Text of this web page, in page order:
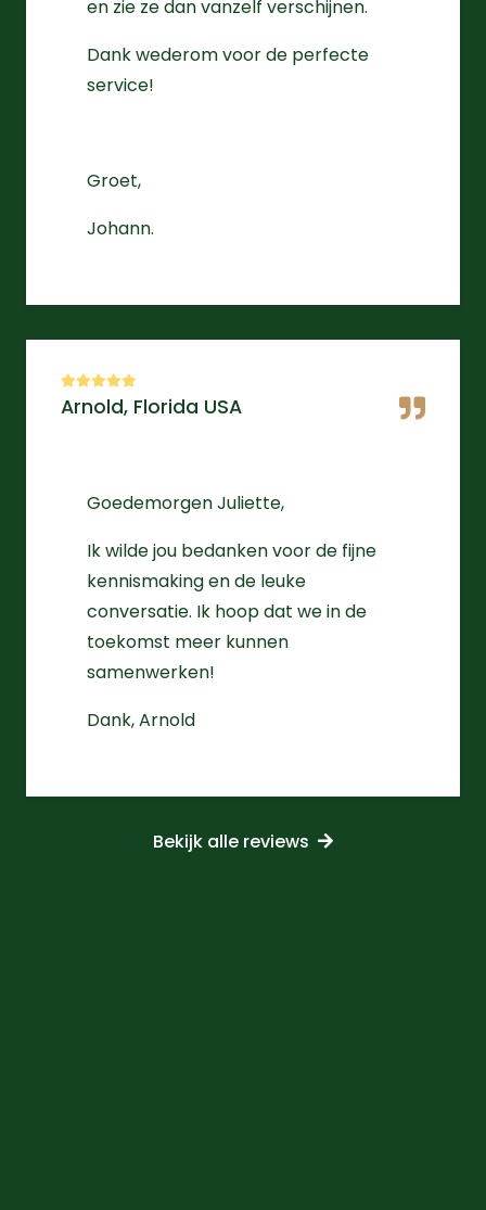
en zie ze dan vanzelf verschijnen.
Dank wederom voor de perfecte
service!
Groet,
Johann.
Arnold, Florida USA
Goedemorgen Juliette,
Ik wilde jou bedanken voor de fijne
kennismaking en de leuke
conversatie. Ik hoop dat we in de
toekomst meer kunnen
samenwerken!
Dank, Arnold
Bekijk alle reviews